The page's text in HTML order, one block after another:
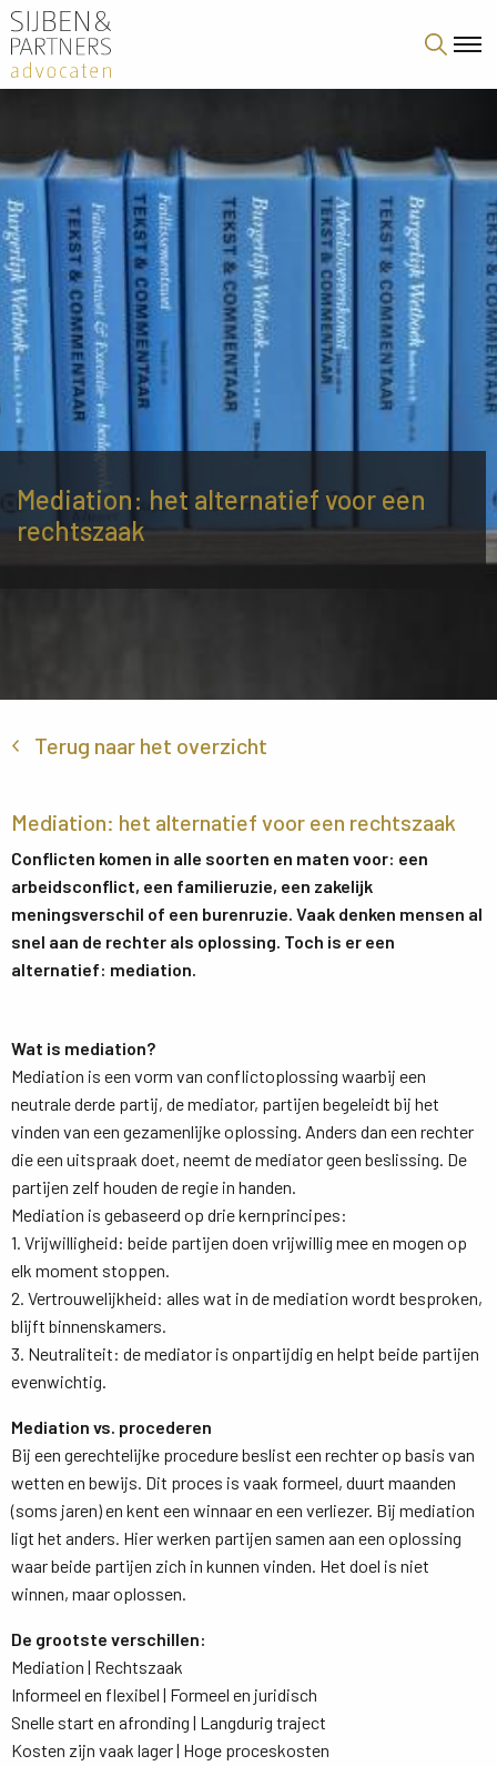
Mediation: het alternatief voor een
rechtszaak
Terug naar het overzicht
Mediation: het alternatief voor een rechtszaak
Conflicten komen in alle soorten en maten voor: een
arbeidsconflict, een familieruzie, een zakelijk
meningsverschil of een burenruzie. Vaak denken mensen al
snel aan de rechter als oplossing. Toch is er een
alternatief: mediation.
Wat is mediation?
Mediation is een vorm van conflictoplossing waarbij een
neutrale derde partij, de mediator, partijen begeleidt bij het
vinden van een gezamenlijke oplossing. Anders dan een rechter
die een uitspraak doet, neemt de mediator geen beslissing. De
partijen zelf houden de regie in handen.
Mediation is gebaseerd op drie kernprincipes:
1. Vrijwilligheid: beide partijen doen vrijwillig mee en mogen op
elk moment stoppen.
2. Vertrouwelijkheid: alles wat in de mediation wordt besproken,
blijft binnenskamers.
3. Neutraliteit: de mediator is onpartijdig en helpt beide partijen
evenwichtig.
Mediation vs. procederen
Bij een gerechtelijke procedure beslist een rechter op basis van
wetten en bewijs. Dit proces is vaak formeel, duurt maanden
(soms jaren) en kent een winnaar en een verliezer. Bij mediation
ligt het anders. Hier werken partijen samen aan een oplossing
waar beide partijen zich in kunnen vinden. Het doel is niet
winnen, maar oplossen.
De grootste verschillen:
Mediation | Rechtszaak
Informeel en flexibel | Formeel en juridisch
Snelle start en afronding | Langdurig traject
Kosten zijn vaak lager | Hoge proceskosten